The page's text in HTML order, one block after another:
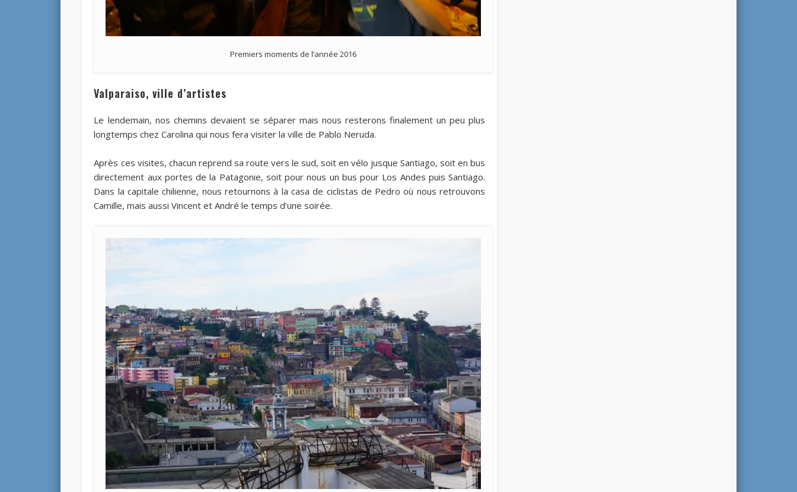
Premiers moments de l’année 2016
Valparaiso, ville d’artistes
Le lendemain, nos chemins devaient se séparer mais nous resterons finalement un peu plus
longtemps chez Carolina qui nous fera visiter la ville de Pablo Neruda.
Après ces visites, chacun reprend sa route vers le sud, soit en vélo jusque Santiago, soit en bus
directement aux portes de la Patagonie, soit pour nous un bus pour Los Andes puis Santiago.
Dans la capitale chilienne, nous retournons à la casa de ciclistas de Pedro où nous retrouvons
Camille, mais aussi Vincent et André le temps d’une soirée.